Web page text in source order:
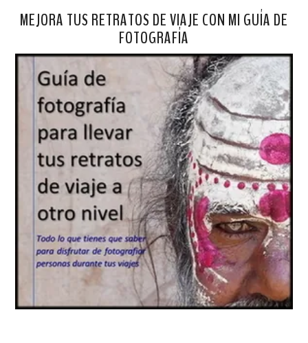
MEJORA TUS RETRATOS DE VIAJE CON MI GUÍA DE
FOTOGRAFÍA